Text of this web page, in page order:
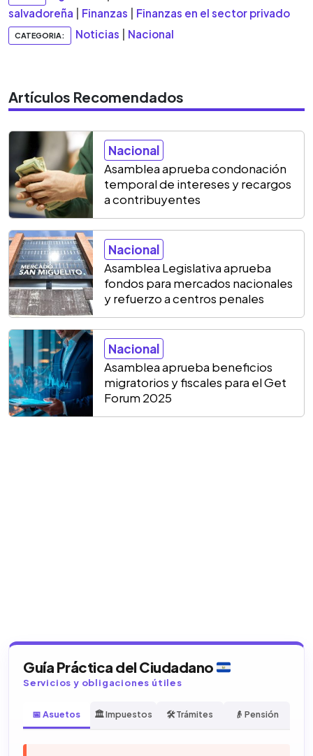
salvadoreña
Finanzas Finanzas en el sector privado
CATEGORIA: Noticias Nacional
Artículos Recomendados
Nacional
Asamblea aprueba condonación
temporal de intereses y recargos
a contribuyentes
Nacional
Asamblea Legislativa aprueba
fondos para mercados nacionales
y refuerzo a centros penales
Nacional
Asamblea aprueba beneficios
migratorios y fiscales para el Get
Forum 2025
Guía Práctica del Ciudadano
Servicios y obligaciones útiles
📅 Asuetos 🏛️ Impuestos 🛠️ Trámites 👴 Pensión